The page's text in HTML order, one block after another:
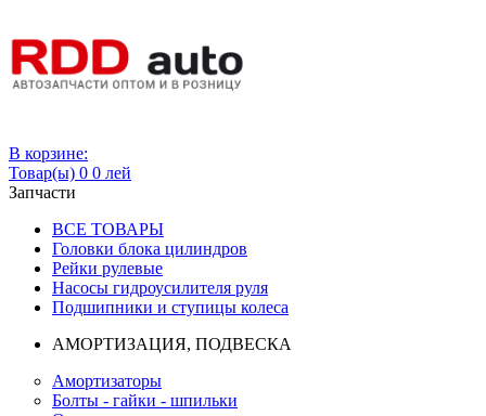
В корзине:
Товар(ы) 0 0 лей
Запчасти
ВСЕ ТОВАРЫ
Головки блока цилиндров
Рейки рулевые
Насосы гидроусилителя руля
Подшипники и ступицы колеса
АМОРТИЗАЦИЯ, ПОДВЕСКА
Амортизаторы
Болты - гайки - шпильки